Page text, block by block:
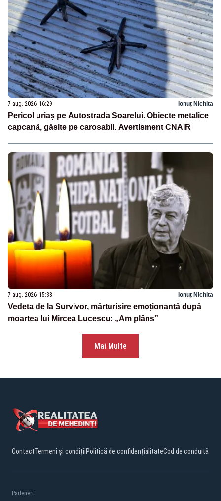
7 aug. 2026, 16:29 Ionuț Nichita
Pericol uriaș pe Autostrada Soarelui. Obiecte metalice
capcană, găsite pe carosabil. Avertisment CNAIR
7 aug. 2026, 15:38 Ionuț Nichita
Vedeta de la Survivor, mărturisire emoționantă după
moartea lui Mircea Lucescu: „Am plâns”
Mai Multe
ContactTermeni și condițiiPolitică de confidențialitateCod de conduită
Parteneri: